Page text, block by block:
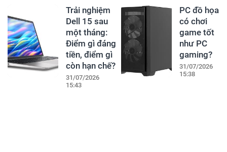
Trải nghiệm
Dell 15 sau
một tháng:
Điểm gì đáng
tiền, điểm gì
còn hạn chế?
31/07/2026
15:43
PC đồ họa
có chơi
game tốt
như PC
gaming?
31/07/2026
15:38